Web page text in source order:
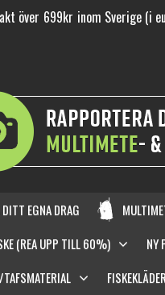
över 699kr inom Sverige (i
EGNA DRAG
(REA UPP TILL 60%) NY
FISKEKLÄDER